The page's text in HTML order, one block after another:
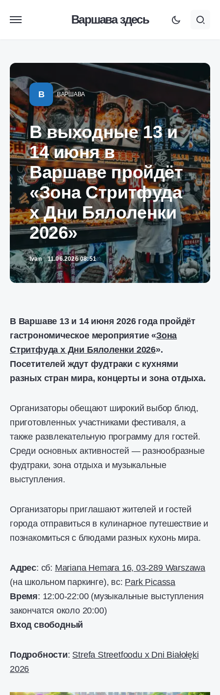
Варшава здесь
В ВАРШАВА
В выходные 13 и
14 июня в
Варшаве пройдёт
«Зона Стритфуда
x Дни Бялоленки
2026»
Ivan 11.06.2026 08:51
В Варшаве 13 и 14 июня 2026 года пройдёт
гастрономическое мероприятие «Зона
Стритфуда x Дни Бялоленки 2026».
Посетителей ждут фудтраки с кухнями
разных стран мира, концерты и зона отдыха.
Организаторы обещают широкий выбор блюд,
приготовленных участниками фестиваля, а
также развлекательную программу для гостей.
Среди основных активностей — разнообразные
фудтраки, зона отдыха и музыкальные
выступления.
Организаторы приглашают жителей и гостей
города отправиться в кулинарное путешествие и
познакомиться с блюдами разных кухонь мира.
Адрес: сб: Mariana Hemara 16, 03-289 Warszawa
(на школьном паркинге), вс: Park Picassa
Время: 12:00-22:00 (музыкальные выступления
закончатся около 20:00)
Вход свободный
Подробности: Strefa Streetfoodu x Dni Białołęki
2026